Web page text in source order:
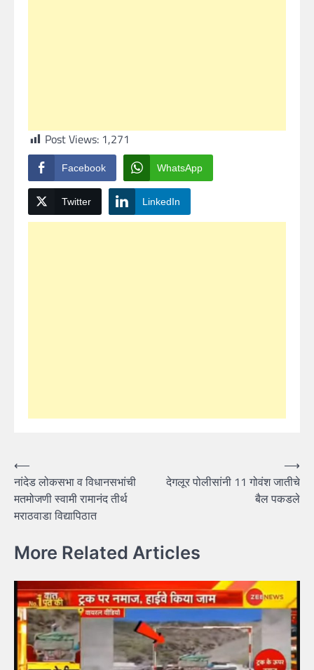
Post Views: 1,271
Facebook WhatsApp
Twitter LinkedIn
Post
navigation
⟵
नांदेड लोकसभा व विधानसभांची
मतमोजणी स्वामी रामानंद तीर्थ
मराठवाडा विद्यापिठात
देगलूर पोलीसांनी 11 गोवंश जातीचे
बैल पकडले
⟶
More Related Articles